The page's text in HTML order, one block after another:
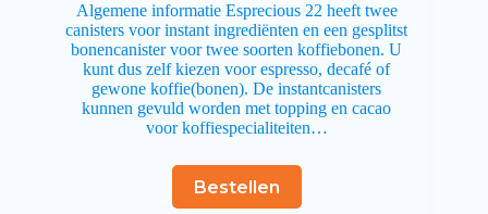
Algemene informatie Esprecious 22 heeft twee
canisters voor instant ingrediënten en een gesplitst
bonencanister voor twee soorten koffiebonen. U
kunt dus zelf kiezen voor espresso, decafé of
gewone koffie(bonen). De instantcanisters
kunnen gevuld worden met topping en cacao
voor koffiespecialiteiten…
Bestellen